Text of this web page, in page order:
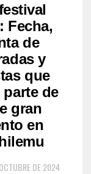
Fecha,
de
y
que
parte de
gran
en
DE 2024